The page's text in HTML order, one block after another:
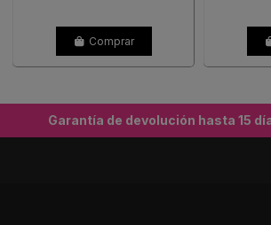
Comprar
Garantía de devolución hasta 15